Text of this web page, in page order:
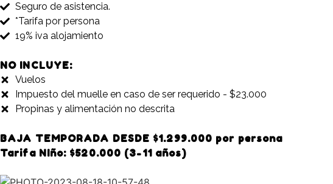
Seguro de asistencia.
*Tarifa por persona
19% iva alojamiento
NO INCLUYE:
Vuelos
Impuesto del muelle en caso de ser requerido - $23.000
Propinas y alimentación no descrita
BAJA TEMPORADA DESDE $1.299.000 por persona
Tarifa NIño: $520.000 (3-11 años)